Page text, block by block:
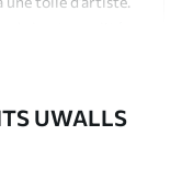
UWALLS